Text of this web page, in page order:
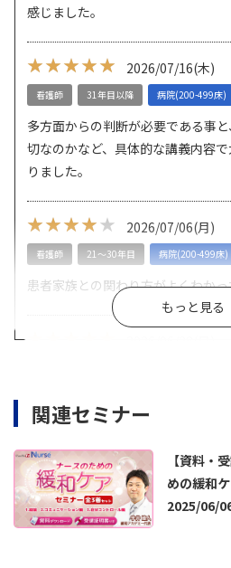
感じました。
★★★★★
★★★★★ 2026/07/16(木)
看護師 31年目以降 病院(200-499床)
多方面からの判断が必要である事
切なのかなど、具体的な講義内容
りました。
★★★★
★★★★★ 2026/07/06(月)
看護師 21～30年目 病院(200-499床)
患者家族との関わり方がよくわか
家族側の気持ちを整理したく受講
ることができました。母が苦痛や
う努めていきたいです。ありがと
もっと見る
関連セミナー
【資料・
めの緩和
2025/06/